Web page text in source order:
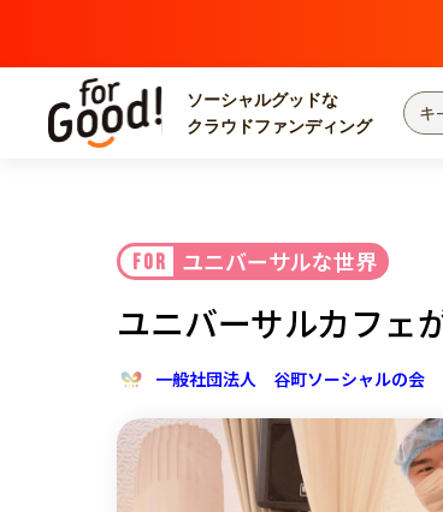
ソーシャルグッドな
クラウドファンディング
カテゴリーからさがす
災害
地域からさがす 北海道
関東
中部
FOR ユニバーサルな世界
ユニバーサルカフェ
一般社団法人 谷町ソーシャルの会